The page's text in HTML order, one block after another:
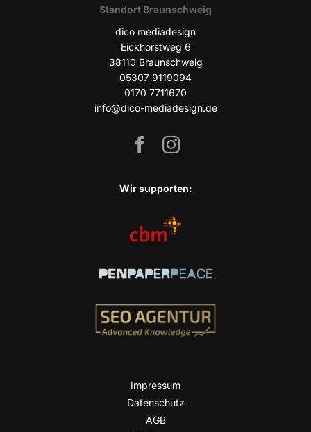
Stand­ort Braunschweig
dico media­de­sign
Eick­horst­weg 6
38110 Braun­schweig
05307 9119094
0170 7711670
info@dico-mediadesign.de
Wir sup­port­en:
Impres­sum
Daten­schutz
AGB